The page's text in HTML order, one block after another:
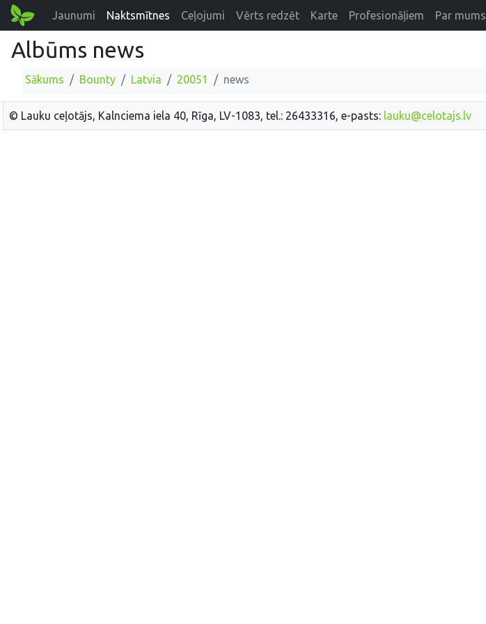
Jaunumi Naktsmītnes Ceļojumi Vērts redzēt Karte Profesionāļiem Par mums
Albūms news
Sākums Bounty Latvia 20051 news
© Lauku ceļotājs, Kalnciema iela 40, Rīga, LV-1083, tel.: 26433316, e-pasts: lauku@celotajs.lv